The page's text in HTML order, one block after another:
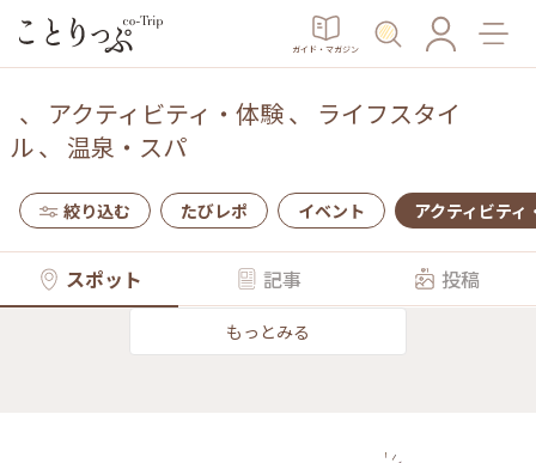
ガイド・マガジン
、 アクティビティ・体験、 ライフスタイ
ル、 温泉・スパ
絞り込む たびレポ イベント アクティビティ
スポット 記事 投稿
もっとみる